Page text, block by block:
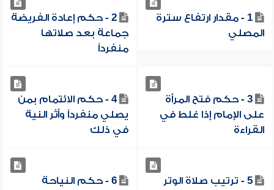
1 - مقدار ارتفاع سترة
المصلي
2 - حكم إعادة الفريضة
جماعة بعد صلاتها
منفرداً
3 - حكم فتح المرأة
على الإمام إذا غلط في
القراءة
4 - حكم الائتمام بمن
يصلي منفرداً وأثر النية
في ذلك
5 - ترتيب صلاة الوتر
6 - حكم النياحة